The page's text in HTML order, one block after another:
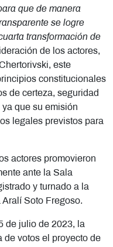
que de manera
se logre
transformación de
de los actores,
este
constitucionales
de certeza, seguridad
que su emisión
legales previstos para
actores promovieron
ante la Sala
y turnado a la
Soto Fregoso.
de julio de 2023, la
de votos el proyecto de